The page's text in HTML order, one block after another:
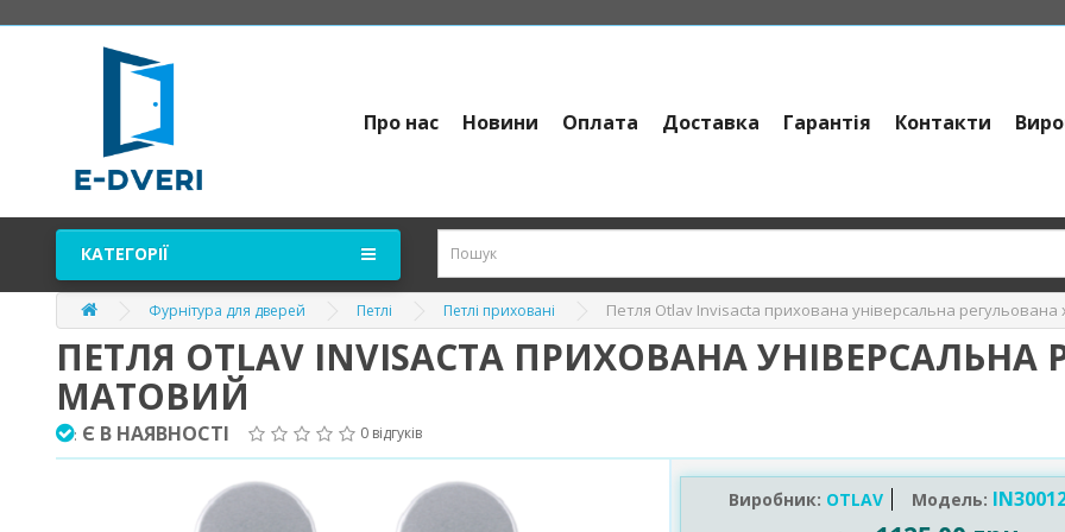
Про нас Новини Оплата Доставка Гарантія Контакти
КАТЕГОРІЇ
Фурнітура для дверей Петлі Петлі приховані Петля Otlav Invisacta прихована універсальна
ПЕТЛЯ OTLAV INVISACTA ПРИХОВАНА
МАТОВИЙ
: Є В НАЯВНОСТІ 0 відгуків
Виробник: OTLAV Модель: